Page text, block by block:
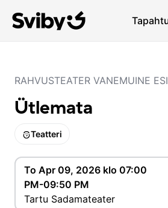
RAHVUSTEATER VANEMUINE
Ütlemata
Teatteri
To Apr 09, 2026 klo 07:00
PM-09:50 PM
Tartu Sadamateater